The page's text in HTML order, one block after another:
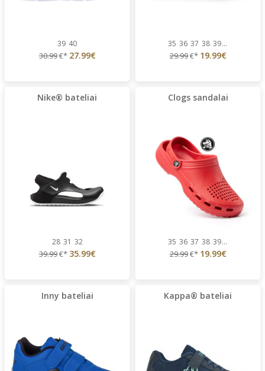
39 40
30.99€* 27.99€
35 36 37 38 39...
29.99€* 19.99€
Nike® bateliai
28 31 32
39.99€* 35.99€
Clogs sandalai
35 36 37 38 39...
29.99€* 19.99€
Inny bateliai Kappa® bateliai